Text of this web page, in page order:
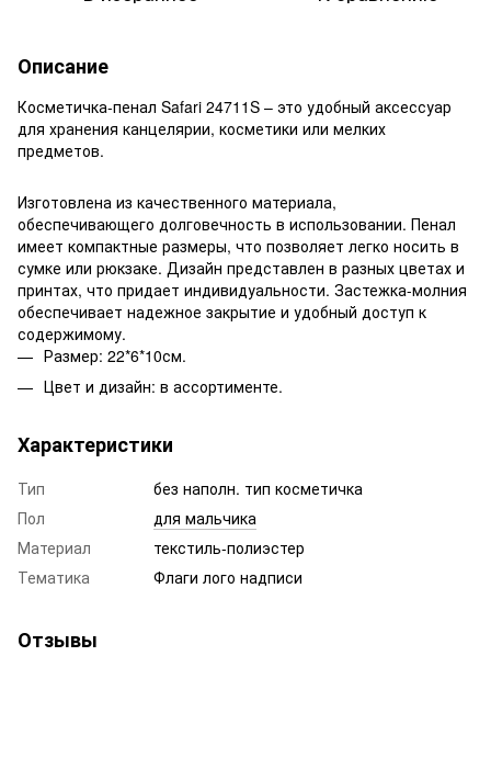
Описание
Косметичка-пенал Safari 24711S – это удобный аксессуар
для хранения канцелярии, косметики или мелких
предметов.
Изготовлена из качественного материала,
обеспечивающего долговечность в использовании. Пенал
имеет компактные размеры, что позволяет легко носить в
сумке или рюкзаке. Дизайн представлен в разных цветах и
принтах, что придает индивидуальности. Застежка-молния
обеспечивает надежное закрытие и удобный доступ к
содержимому.
Размер: 22*6*10см.
Цвет и дизайн: в ассортименте.
Характеристики
Тип
без наполн. тип косметичка
Пол
для мальчика
Материал
текстиль-полиэстер
Тематика
Флаги лого надписи
Отзывы